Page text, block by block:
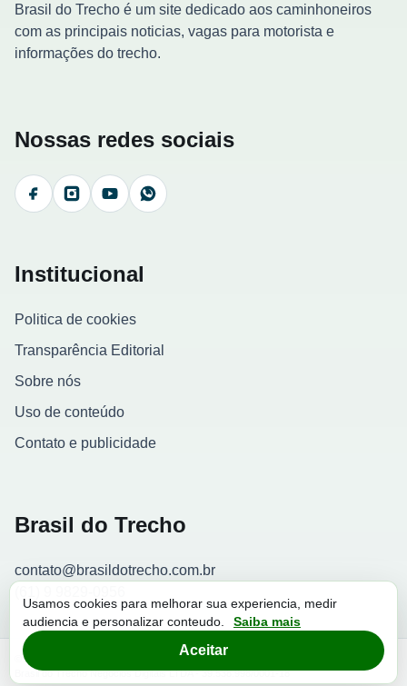
Brasil do Trecho é um site dedicado aos caminhoneiros
com as principais noticias, vagas para motorista e
informações do trecho.
Nossas redes sociais
FacebookInstagramYouTubeWhatsApp
Institucional
Politica de cookies
Transparência Editorial
Sobre nós
Uso de conteúdo
Contato e publicidade
Brasil do Trecho
contato@brasildotrecho.com.br
Contador de visitantes
© 2026 Brasil do Trecho. Todos os direitos reservados.
Brasil do Trecho Negocios Digitais LTDA - 39.538.998/0001-18
Usamos cookies para melhorar sua experiencia, medir
audiencia e personalizar conteudo.
Saiba mais
Aceitar